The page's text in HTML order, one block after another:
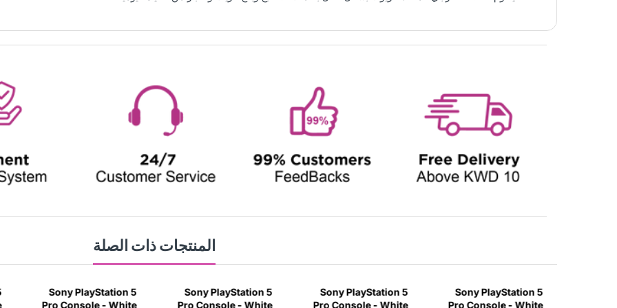
المنتجات ذات الصلة
Sony PlayStation 5
Pro Console - White
Sony PlayStation 5
Pro Console - White
Sony PlayStation 5
Pro Console - White
Sony PlayStation 5
Pro Console - White